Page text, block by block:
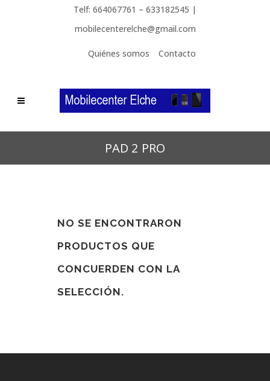
Telf: 664067761 – 633182545 |
mobilecenterelche@gmail.com
Quiénes somos Contacto
PAD 2 PRO
NO SE ENCONTRARON
PRODUCTOS QUE
CONCUERDEN CON LA
SELECCIÓN.